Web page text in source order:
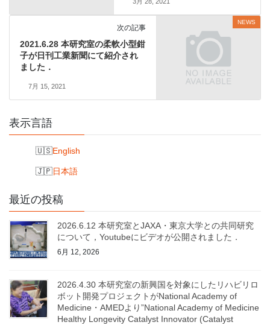
NEWS
次の記事
2021.6.28 本研究室の柔軟小型鉗
子が日刊工業新聞にて紹介され
ました．
7月 15, 2021
表示言語
English
日本語
最近の投稿
2026.6.12 本研究室とJAXA・東京大学との共同研究
について，Youtubeにビデオが公開されました．
6月 12, 2026
2026.4.30 本研究室の新興国を対象にしたリハビリロ
ボット開発プロジェクトがNational Academy of
Medicine・AMEDより”National Academy of Medicine
Healthy Longevity Catalyst Innovator (Catalyst